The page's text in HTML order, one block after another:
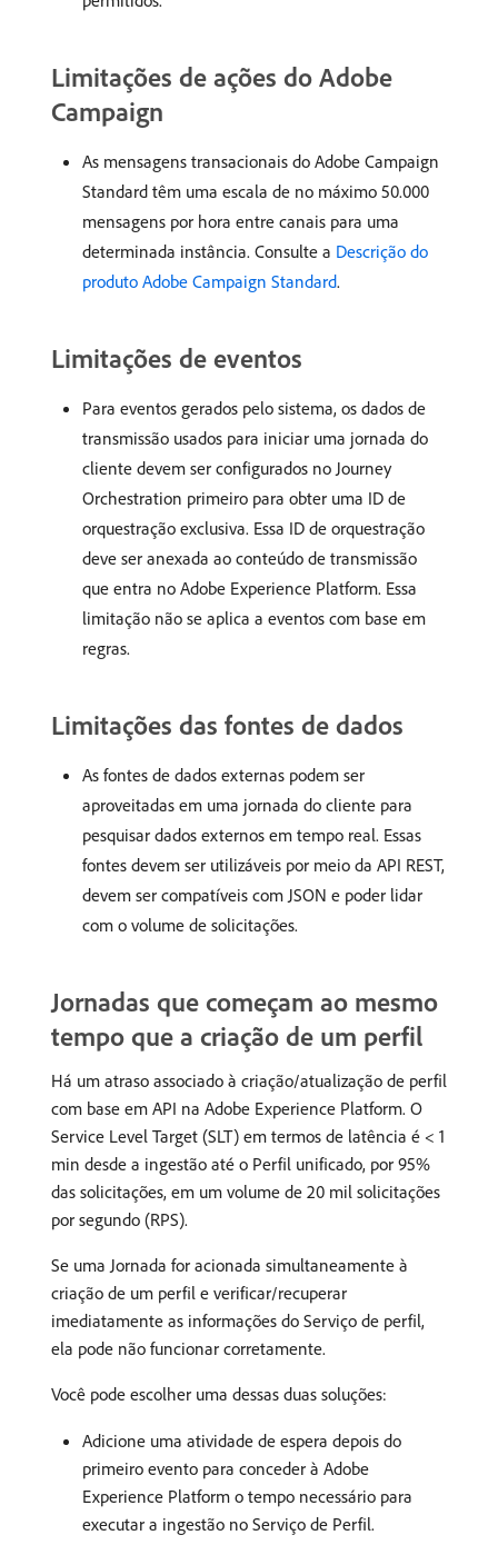
Limitações de ações do Adobe
Campaign
As mensagens transacionais do Adobe Campaign
Standard têm uma escala de no máximo 50.000
mensagens por hora entre canais para uma
determinada instância. Consulte a Descrição do
produto Adobe Campaign Standard.
Limitações de eventos
Para eventos gerados pelo sistema, os dados de
transmissão usados para iniciar uma jornada do
cliente devem ser configurados no Journey
Orchestration primeiro para obter uma ID de
orquestração exclusiva. Essa ID de orquestração
deve ser anexada ao conteúdo de transmissão
que entra no Adobe Experience Platform. Essa
limitação não se aplica a eventos com base em
regras.
Limitações das fontes de dados
As fontes de dados externas podem ser
aproveitadas em uma jornada do cliente para
pesquisar dados externos em tempo real. Essas
fontes devem ser utilizáveis por meio da API REST,
devem ser compatíveis com JSON e poder lidar
com o volume de solicitações.
Jornadas que começam ao mesmo
tempo que a criação de um perfil
Há um atraso associado à criação/atualização de perfil
com base em API na Adobe Experience Platform. O
Service Level Target (SLT) em termos de latência é < 1
min desde a ingestão até o Perfil unificado, por 95%
das solicitações, em um volume de 20 mil solicitações
por segundo (RPS).
Se uma Jornada for acionada simultaneamente à
criação de um perfil e verificar/recuperar
imediatamente as informações do Serviço de perfil,
ela pode não funcionar corretamente.
Você pode escolher uma dessas duas soluções:
Adicione uma atividade de espera depois do
primeiro evento para conceder à Adobe
Experience Platform o tempo necessário para
executar a ingestão no Serviço de Perfil.